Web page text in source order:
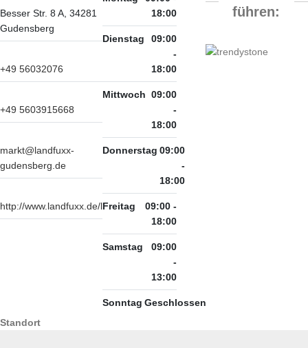
Besser Str. 8 A, 34281
Gudensberg
+49 56032076
+49 5603915668
markt@landfuxx-
gudensberg.de
http://www.landfuxx.de/location/landf...
18:00
Dienstag
09:00
-
18:00
Mittwoch 09:00
-
18:00
Donnerstag 09:00
-
18:00
Freitag
09:00 -
18:00
Samstag
09:00
-
13:00
Sonntag Geschlossen
führen:
Standort